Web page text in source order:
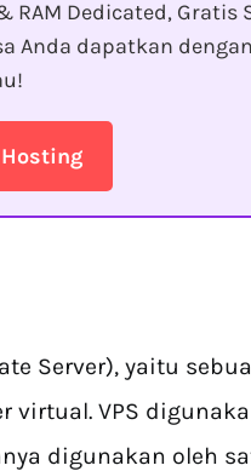
Dedicated, Gratis
Anda dapatkan
Server), yaitu
VPS
digunakan oleh